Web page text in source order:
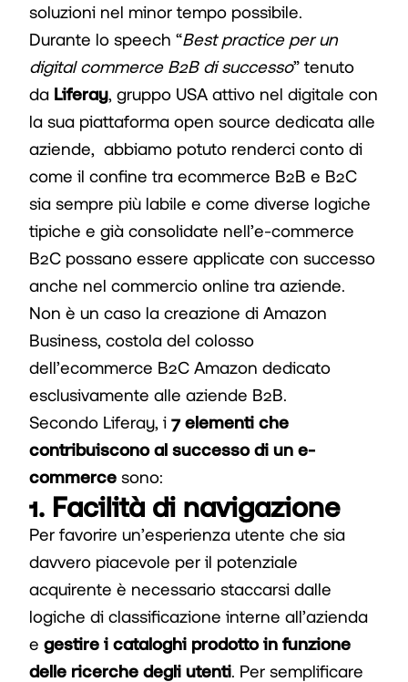
soluzioni nel minor tempo possibile.
Durante lo speech “Best practice per un
digital commerce B2B di successo” tenuto
da Liferay, gruppo USA attivo nel digitale con
la sua piattaforma open source dedicata alle
aziende, abbiamo potuto renderci conto di
come il confine tra ecommerce B2B e B2C
sia sempre più labile e come diverse logiche
tipiche e già consolidate nell’e-commerce
B2C possano essere applicate con successo
anche nel commercio online tra aziende.
Non è un caso la creazione di Amazon
Business, costola del colosso
dell’ecommerce B2C Amazon dedicato
esclusivamente alle aziende B2B.
Secondo Liferay, i 7 elementi che
contribuiscono al successo di un e-
commerce sono:
1. Facilità di navigazione
Per favorire un’esperienza utente che sia
davvero piacevole per il potenziale
acquirente è necessario staccarsi dalle
logiche di classificazione interne all’azienda
e gestire i cataloghi prodotto in funzione
delle ricerche degli utenti. Per semplificare